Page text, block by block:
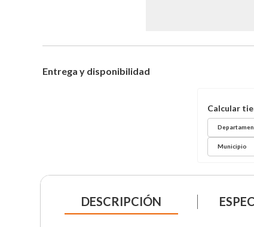
Entrega y disponibilidad
Municipio
DESCRIPCIÓN